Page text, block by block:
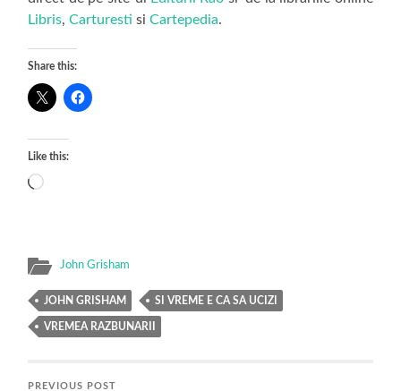
Libris,Carturesti siCartepedia.
Share this:
Like this:
Loading…
John Grisham
JOHN GRISHAM SI VREME E CA SA UCIZI
VREMEA RAZBUNARII
PREVIOUS POST